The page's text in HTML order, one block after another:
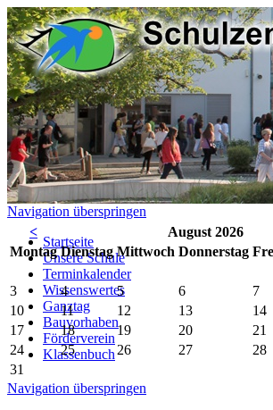
Navigation überspringen
Startseite
Unsere Schule
Terminkalender
Wissenswertes
Ganztag
Bauvorhaben
Förderverein
Klassenbuch
< August 2026
Montag Dienstag Mittwoch Donnerstag Fr
3
4 5 6 7
10
11 12 13 14
17
18 19 20 21
24
25 26 27 28
31
Navigation überspringen